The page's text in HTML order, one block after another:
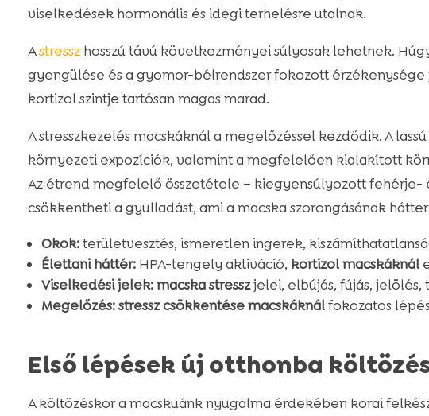
viselkedések hormonális és idegi terhelésre utalnak.
Astresszhosszú távú következményei súlyosak lehetnek.
gyengülése és a gyomor-bélrendszer fokozott
kortizol szintje tartósan magas marad.
A stresszkezelés macskáknál a megelőzéssel kezdődik. A
környezeti expozíciók, valamint a megfelelően kialakított
Az étrend megfelelő összetétele – kiegyensúlyozott fehérje-
csökkentheti a gyulladást, ami a macska szorongásának
Okok:területvesztés, ismeretlen ingerek,
Élettani háttér:HPA-tengely aktiváció, kortizol macskáknál
Viselkedési jelek:macska stresszjelei, elbújás, fújás, jelölés,
Megelőzés:stressz csökkentése macskáknálfokozatos
Első lépések új otthonba
A költözéskor a macskuánk nyugalma érdekében korai